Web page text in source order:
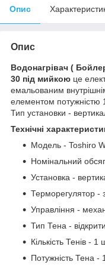
Опис
Опис
Водонагрівач (
30 під мийкою це
емальованим
елементом потужністю
Тип установки -
Технічні
Модель - Toshiro
Номінальний обсяг
Установка -
Терморегулятор -
Управління -
Тип Тена -
Кількість Тенів - 1
Потужність Тена -